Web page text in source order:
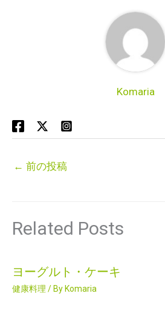
Komaria
← 前の投稿
Related Posts
ヨーグルト・ケーキ
健康料理 / By Komaria